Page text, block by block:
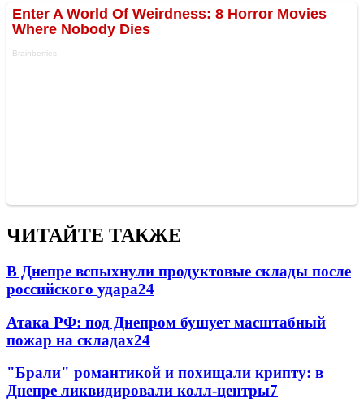
ЧИТАЙТЕ ТАКЖЕ
В Днепре вспыхнули продуктовые склады после
российского удара24
Атака РФ: под Днепром бушует масштабный
пожар на складах24
"Брали" романтикой и похищали крипту: в
Днепре ликвидировали колл-центры7